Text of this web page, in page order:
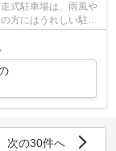
式駐車場は、雨風や
方にはうれしい駐車
次の30件へ